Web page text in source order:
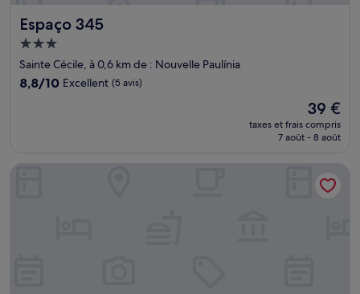
Espaço 345
Espaço 345
Hébergement
3.0 étoiles
Sainte Cécile, à 0,6 km de : Nouvelle Paulínia
8.8
8,8/10 Excellent (5 avis)
Le
nouveau
prix
39 €
39 €
taxes et frais compris
7 août - 8 août
Hotel Metropole Paulinia